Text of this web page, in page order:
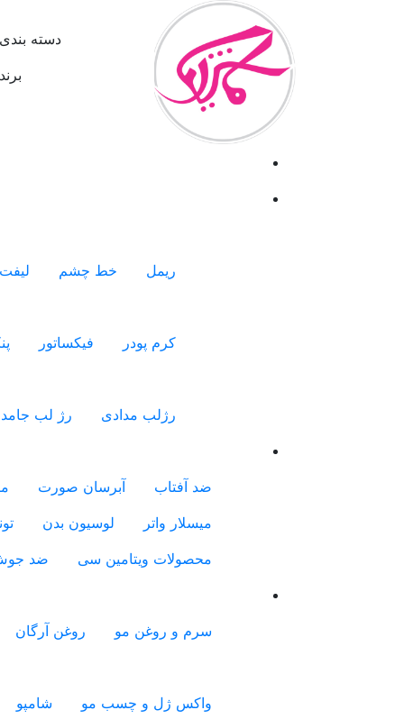
دسته
ریمل
خط چشم
کرم پودر
فیکساتور
رژلب مدادی
رژ لب جامد
ضد آفتاب
آبرسان صورت
میسلار واتر
لوسیون بدن
محصولات ویتامین سی
ضد
سرم و روغن مو
روغن آرگان
واکس ژل و چسب مو شامپو